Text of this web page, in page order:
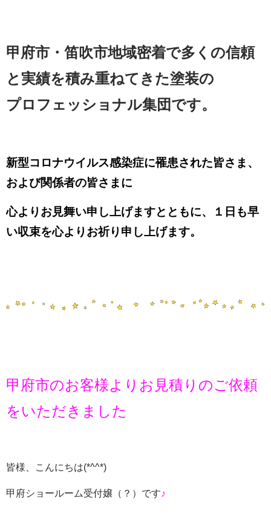
甲府市・笛吹市地域密着で多くの信頼
と実績を積み重ねてきた塗装の
プロフェッショナル集団です。
新型コロナウイルス感染症に罹患された皆さま、
および関係者の皆さまに
心よりお見舞い申し上げますとともに、１日も早
い収束を心よりお祈り申し上げます。
甲府市のお客様よりお見積りのご依頼
をいただきました
皆様、こんにちは(*^^*)
甲府ショールーム受付嬢（？）です♪